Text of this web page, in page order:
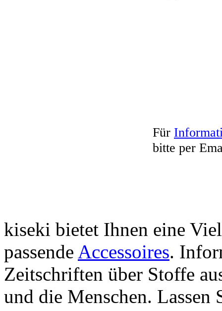
Für
bitte per
kiseki bietet Ihnen eine
passende Accessoires.
Zeitschriften über Stoffe
und die Menschen.